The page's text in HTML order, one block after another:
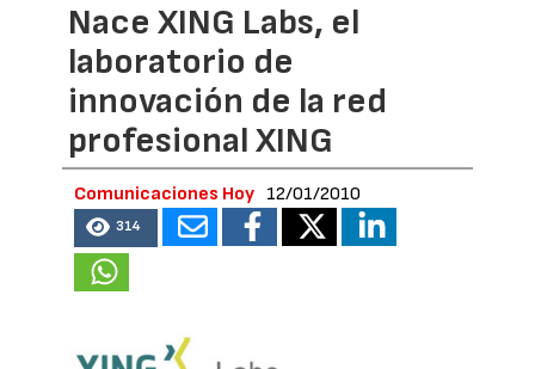
Nace XING Labs, el
laboratorio de
innovación de la red
profesional XING
Comunicaciones Hoy 12/01/2010
314